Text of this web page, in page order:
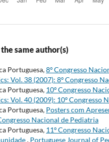
same author(s)
Portuguesa,8º Congresso
Vol. 38 (2007): 8º Congresso
Portuguesa, 10º Congresso
Vol. 40 (2009): 10º Congresso
Portuguesa, Posters com
Nacional de Pediatria
Portuguesa, 11º Congresso
, Portuguese Journal of